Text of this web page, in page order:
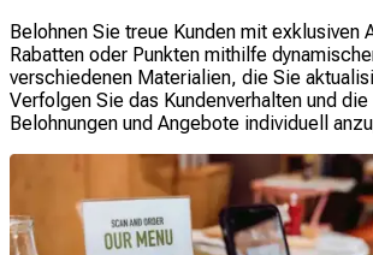
Belohnen Sie treue Kunden mit exklusiven
Rabatten oder Punkten mithilfe
verschiedenen Materialien, die Sie
Verfolgen Sie das Kundenverhalten und
Belohnungen und Angebote individuell